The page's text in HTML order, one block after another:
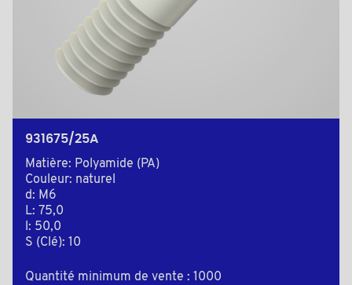
931675/25A
Matière: Polyamide (PA)
Couleur: naturel
d: M6
L: 75,0
l: 50,0
S (Clé): 10
Quantité minimum de vente : 1000